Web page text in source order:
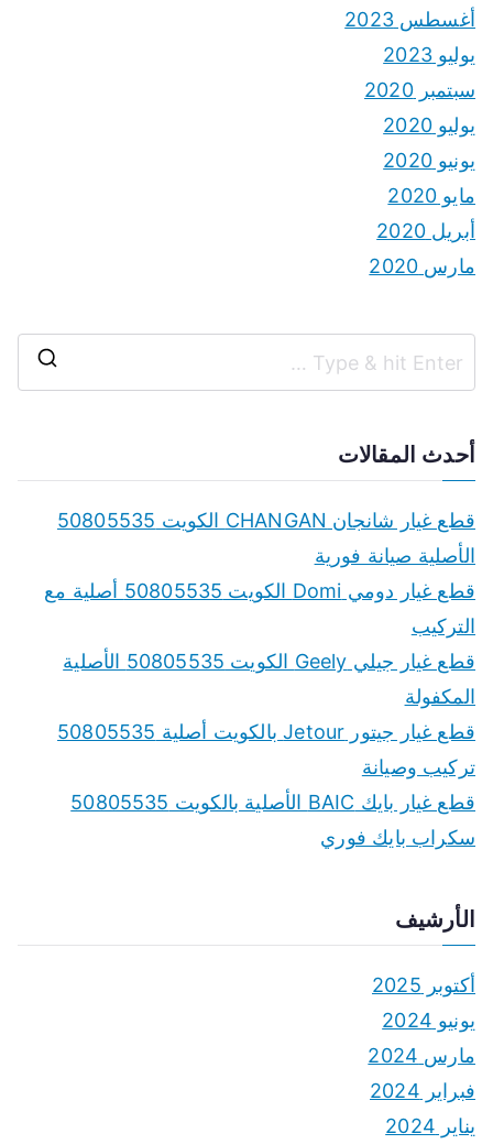
أغسطس 2023
يوليو 2023
سبتمبر 2020
يوليو 2020
يونيو 2020
مايو 2020
أبريل 2020
مارس 2020
r
أحدث المقالات
قطع غيار شانجان CHANGAN الكويت 50805535
الأصلية صيانة فورية
قطع غيار دومي Domi الكويت 50805535 أصلية مع
التركيب
قطع غيار جيلي Geely الكويت 50805535 الأصلية
المكفولة
قطع غيار جيتور Jetour بالكويت أصلية 50805535
تركيب وصيانة
قطع غيار بايك BAIC الأصلية بالكويت 50805535
سكراب بايك فوري
الأرشيف
أكتوبر 2025
يونيو 2024
مارس 2024
فبراير 2024
يناير 2024